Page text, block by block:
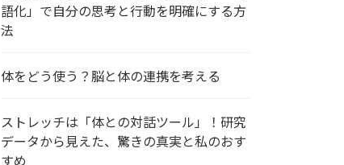
語化」で自分の思考と行動を明確にする方
法
体をどう使う？脳と体の連携を考える
ストレッチは「体との対話ツール」！研究
データから見えた、驚きの真実と私のおす
すめ